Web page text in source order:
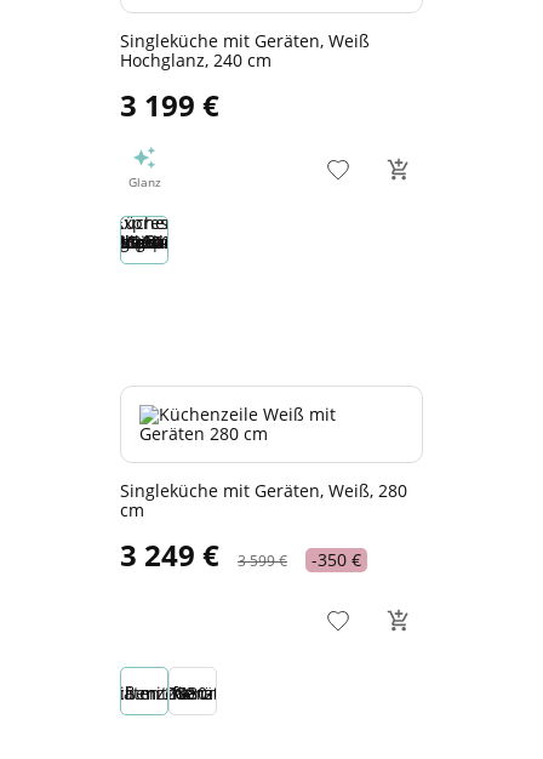
Singleküche mit Geräten, Weiß
Hochglanz, 240 cm
3 199 €
Glanz
Singleküche mit Geräten, Weiß, 280
cm
3 249 € 3 599 € -350 €